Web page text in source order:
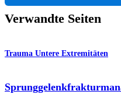
Verwandte Seiten
Trauma Untere Extremitäten